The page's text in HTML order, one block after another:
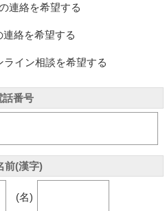
連絡を希望する
連絡を希望する
イン相談を希望する
話番号
前(漢字)
(名)